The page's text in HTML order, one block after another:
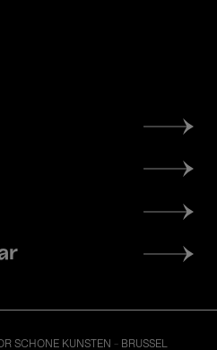
SCHONE KUNSTEN - BRUSSEL